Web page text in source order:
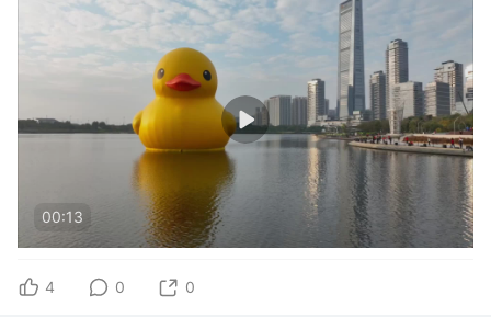
00:13
4 0 0